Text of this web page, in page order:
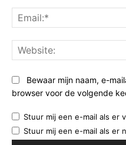
Bewaar mijn naam, e-
browser voor de volgende
Stuur mij een e-mail als er
Stuur mij een e-mail als er